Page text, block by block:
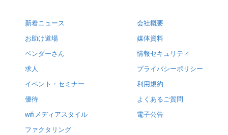
新着ニュース
お助け道場
ベンダーさん
求人
イベント・セミナー
優待
wifiメディアスタイル
ファクタリング
会社概要
媒体資料
情報セキュリティ
プライバシーポリシー
利用規約
よくあるご質問
電子公告